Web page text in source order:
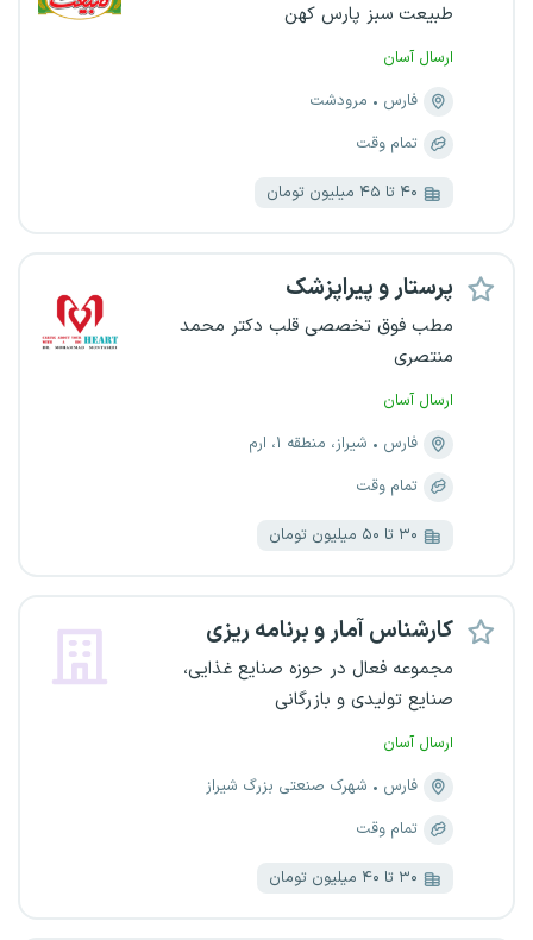
طبیعت سبز پارس کهن
ارسال آسان
فارس
مرودشت
تمام وقت
۴۰ تا ۴۵ میلیون تومان
پرستار و پیراپزشک
مطب فوق تخصصی قلب دکتر محمد
منتصری
ارسال آسان
فارس
شیراز، منطقه ۱، ارم
تمام وقت
۳۰ تا ۵۰ میلیون تومان
کارشناس آمار و برنامه ریزی
مجموعه فعال در حوزه صنایع غذایی،
صنایع تولیدی و بازرگانی
ارسال آسان
فارس
شهرک صنعتی بزرگ شیراز
تمام وقت
۳۰ تا ۴۰ میلیون تومان